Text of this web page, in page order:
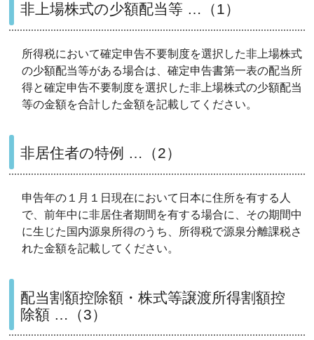
非上場株式の少額配当等 …（1）
所得税において確定申告不要制度を選択した非上場株式
の少額配当等がある場合は、確定申告書第一表の配当所
得と確定申告不要制度を選択した非上場株式の少額配当
等の金額を合計した金額を記載してください。
非居住者の特例 …（2）
申告年の１月１日現在において日本に住所を有する人
で、前年中に非居住者期間を有する場合に、その期間中
に生じた国内源泉所得のうち、所得税で源泉分離課税さ
れた金額を記載してください。
配当割額控除額・株式等譲渡所得割額控
除額 …（3）